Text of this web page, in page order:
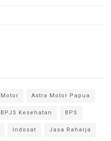
Astra Motor Papua
BPJS Kesehatan
BPS
Indosat Jasa Raharja